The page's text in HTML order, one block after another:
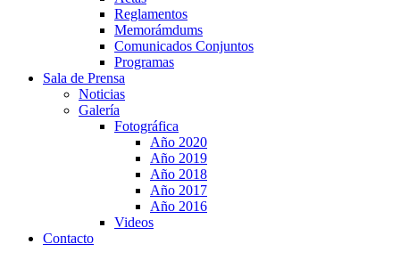
Reglamentos
Memorámdums
Comunicados Conjuntos
Programas
Sala de Prensa
Noticias
Galería
Fotográfica
Año 2020
Año 2019
Año 2018
Año 2017
Año 2016
Videos
Contacto